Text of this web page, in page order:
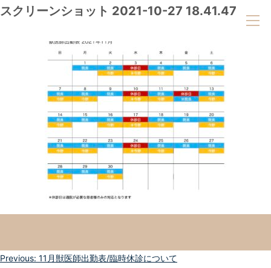
スクリーンショット 2021-10-27 18.41.47
投
Previous: 11月獣医師出勤表/臨時休診について